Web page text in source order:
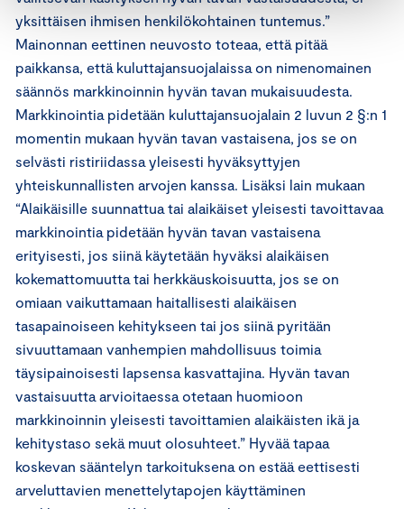
yksittäisen ihmisen henkilökohtainen tuntemus.”
Mainonnan eettinen neuvosto toteaa, että pitää
paikkansa, että kuluttajansuojalaissa on nimenomainen
säännös markkinoinnin hyvän tavan mukaisuudesta.
Markkinointia pidetään kuluttajansuojalain 2 luvun 2 §:n 1
momentin mukaan hyvän tavan vastaisena, jos se on
selvästi ristiriidassa yleisesti hyväksyttyjen
yhteiskunnallisten arvojen kanssa. Lisäksi lain mukaan
“Alaikäisille suunnattua tai alaikäiset yleisesti tavoittavaa
markkinointia pidetään hyvän tavan vastaisena
erityisesti, jos siinä käytetään hyväksi alaikäisen
kokemattomuutta tai herkkäuskoisuutta, jos se on
omiaan vaikuttamaan haitallisesti alaikäisen
tasapainoiseen kehitykseen tai jos siinä pyritään
sivuuttamaan vanhempien mahdollisuus toimia
täysipainoisesti lapsensa kasvattajina. Hyvän tavan
vastaisuutta arvioitaessa otetaan huomioon
markkinoinnin yleisesti tavoittamien alaikäisten ikä ja
kehitystaso sekä muut olosuhteet.” Hyvää tapaa
koskevan sääntelyn tarkoituksena on estää eettisesti
arveluttavien menettelytapojen käyttäminen